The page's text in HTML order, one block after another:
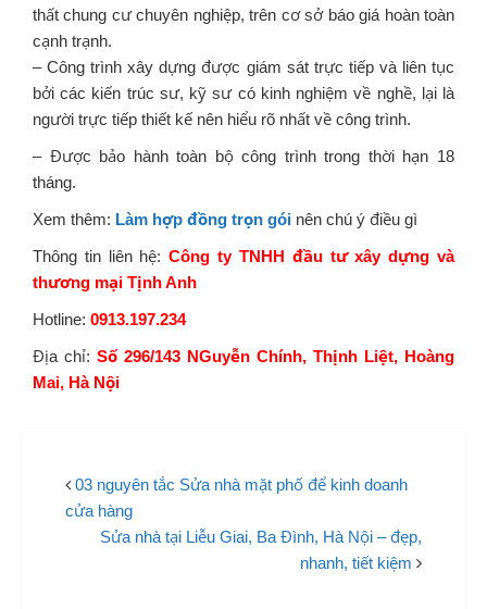
thất chung cư chuyên nghiệp, trên cơ sở báo giá hoàn toàn
cạnh trạnh.
– Công trình xây dựng được giám sát trực tiếp và liên tục
bởi các kiến trúc sư, kỹ sư có kinh nghiệm về nghề, lại là
người trực tiếp thiết kế nên hiểu rõ nhất về công trình.
– Được bảo hành toàn bộ công trình trong thời hạn 18
tháng.
Xem thêm: Làm hợp đồng trọn gói nên chú ý điều gì
Thông tin liên hệ: Công ty TNHH đầu tư xây dựng và
thương mại Tịnh Anh
Hotline: 0913.197.234
Địa chỉ: Số 296/143 NGuyễn Chính, Thịnh Liệt, Hoàng
Mai, Hà Nội
03 nguyên tắc Sửa nhà mặt phố để kinh doanh
cửa hàng
Sửa nhà tại Liễu Giai, Ba Đình, Hà Nội – đẹp,
nhanh, tiết kiệm